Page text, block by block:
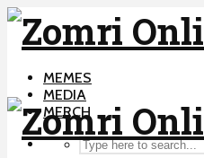
MEMES
MEDIA
MERCH